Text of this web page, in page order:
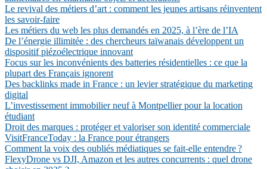
Le revival des métiers d’art : comment les jeunes artisans réinventent
les savoir-faire
Les métiers du web les plus demandés en 2025, à l’ère de l’IA
De l’énergie illimitée : des chercheurs taïwanais développent un
dispositif piézoélectrique innovant
Focus sur les inconvénients des batteries résidentielles : ce que la
plupart des Français ignorent
Des backlinks made in France : un levier stratégique du marketing
digital
L’investissement immobilier neuf à Montpellier pour la location
étudiant
Droit des marques : protéger et valoriser son identité commerciale
VisitFranceToday : la France pour étrangers
Comment la voix des oubliés médiatiques se fait-elle entendre ?
FlexyDrone vs DJI, Amazon et les autres concurrents : quel drone